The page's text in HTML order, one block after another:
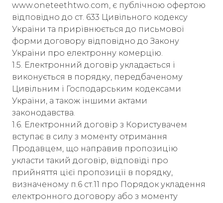
www.oneteethtwo.com, є публічною офертою
відповідно до ст. 633 Цивільного кодексу
України та прирівнюється до письмової
форми договору відповідно до Закону
України про електронну комерцію.
1.5. Електронний договір укладається і
виконується в порядку, передбаченому
Цивільним і Господарським кодексами
України, а також іншими актами
законодавства.
1.6. Електронний договір з Користувачем
вступає в силу з моменту отримання
Продавцем, що направив пропозицію
укласти такий договір, відповіді про
прийняття цієї пропозиції в порядку,
визначеному п.6 ст.11 про Порядок укладення
електронного договору або з моменту